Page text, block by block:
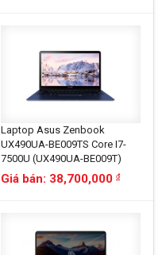
Laptop Asus Zenbook
UX490UA-BE009TS Core I7-
7500U (UX490UA-BE009T)
Giá bán: 38,700,000 đ